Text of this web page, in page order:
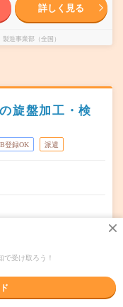
詳しく見る
造事業部（全国）
旋盤加工・検
登録OK 派遣
03:40
受け取ろう！